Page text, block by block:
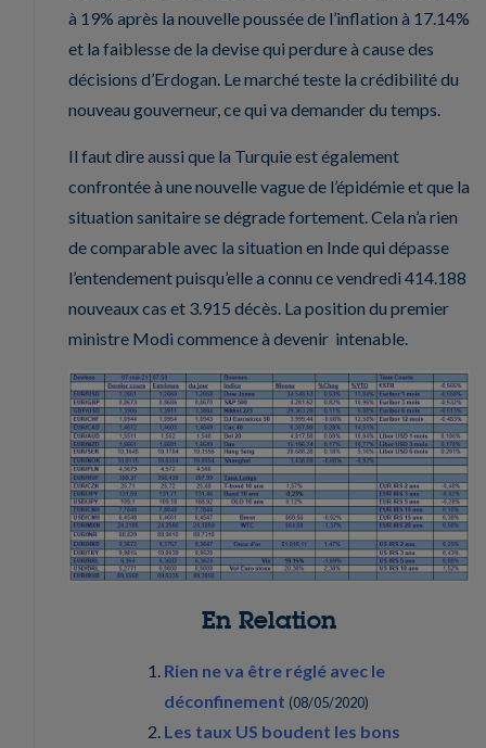
à 19% après la nouvelle poussée de l’inflation à 17.14%
et la faiblesse de la devise qui perdure à cause des
décisions d’Erdogan. Le marché teste la crédibilité du
nouveau gouverneur, ce qui va demander du temps.
Il faut dire aussi que la Turquie est également
confrontée à une nouvelle vague de l’épidémie et que la
situation sanitaire se dégrade fortement. Cela n’a rien
de comparable avec la situation en Inde qui dépasse
l’entendement puisqu’elle a connu ce vendredi 414.188
nouveaux cas et 3.915 décès. La position du premier
ministre Modi commence à devenir intenable.
En Relation
Rien ne va être réglé avec le
déconfinement (08/05/2020)
Les taux US boudent les bons